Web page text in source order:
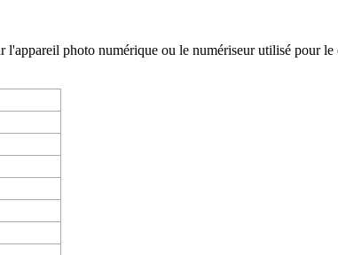
photo numérique ou le numériseur utilisé pour